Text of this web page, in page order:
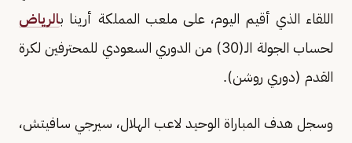
اللقاء الذي أقيم اليوم، على ملعب المملكة أرينا بالرياض
لحساب الجولة الـ(30) من الدوري السعودي للمحترفين لكرة
القدم (دوري روشن).
وسجل هدف المباراة الوحيد لاعب الهلال، سيرجي سافيتش،